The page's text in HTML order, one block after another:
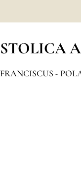
STOLICA
FRANCISCUS -